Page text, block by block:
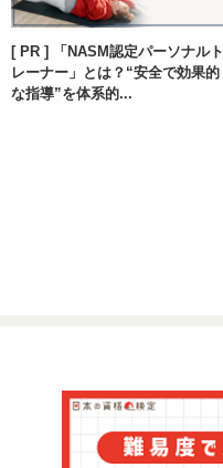
[ PR ] 「NASM認定パーソナルト
レーナー」とは？“安全で効果的
な指導”を体系的...